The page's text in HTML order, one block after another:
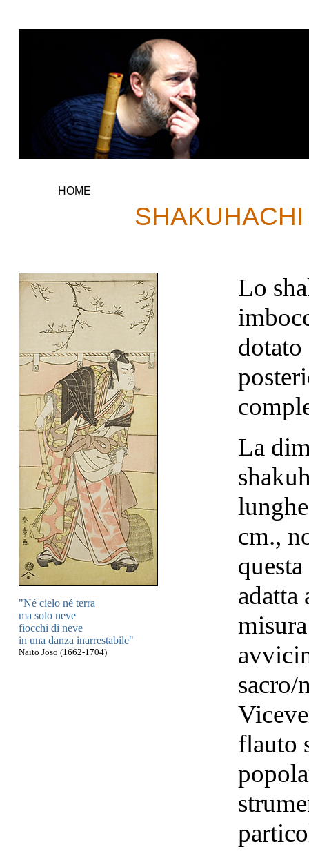
HOME
SHAKUHACHI
"Né cielo né terra
ma solo neve
fiocchi di neve
in una danza inarrestabile"
Naito Joso (1662-1704)
Lo
La
cm.,
sacro/
flauto